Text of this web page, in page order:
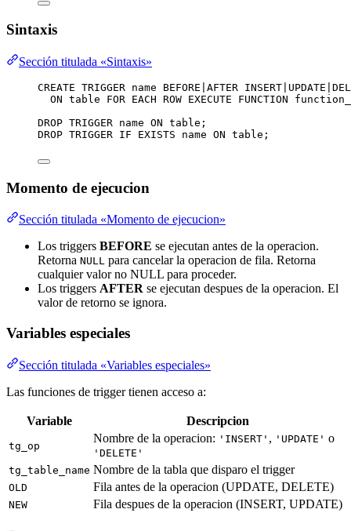
Sintaxis
Sección titulada «Sintaxis»
CREATE TRIGGER name BEFORE AFTER INSERT UPDATE
ON table FOR EACH ROW EXECUTE FUNCTION
DROP TRIGGER name ON table ;
DROP TRIGGER IF EXISTS name ON table ;
Momento de ejecucion
Sección titulada «Momento de ejecucion»
Los triggers BEFORE se ejecutan antes de la operacion.
Retorna NULL para cancelar la operacion de fila. Retorna
cualquier valor no NULL para proceder.
Los triggers AFTER se ejecutan despues de la operacion. El
valor de retorno se ignora.
Variables especiales
Sección titulada «Variables especiales»
Las funciones de trigger tienen acceso a:
Variable Descripcion
tg_op
Nombre de la operacion: 'INSERT' , 'UPDATE' o
'DELETE'
tg_table_name Nombre de la tabla que disparo el trigger
OLD Fila antes de la operacion (UPDATE, DELETE)
NEW Fila despues de la operacion (INSERT, UPDATE)